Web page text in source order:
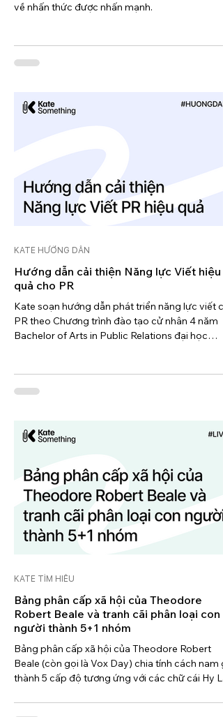
về nhấn thức được nhấn mạnh.
Hướng dẫn cải thiện Năng lực Viết hiệu
quả cho PR
Kate soạn hướng dẫn phát triển năng lực viết
PR theo Chương trình đào tạo cử nhân 4 năm
Bachelor of Arts in Public Relations đại học
KATE HƯỚNG DẪN
Bảng phân cấp xã hội của Theodore
Robert Beale và tranh cãi phân loại con
người thành 5+1 nhóm
Bảng phân cấp xã hội của Theodore Robert
Beale (còn gọi là Vox Day) chia tính cách nam
thành 5 cấp độ tương ứng với các chữ cái Hy
KATE TÌM HIỂU